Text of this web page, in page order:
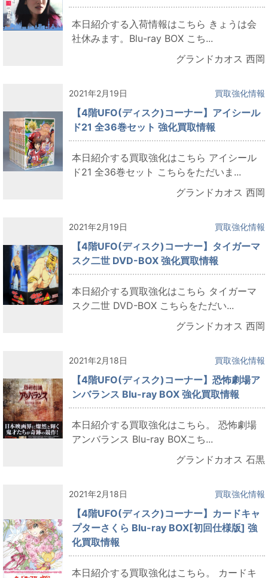
本日紹介する入荷情報はこちら きょうは会
社休みます。Blu-ray BOX こち...
グランドカオス 西岡
2021年2月19日 買取強化情報
【4階UFO(ディスク)コーナー】アイシール
ド21 全36巻セット 強化買取情報
本日紹介する買取強化はこちら アイシール
ド21 全36巻セット こちらをただいま...
グランドカオス 西岡
2021年2月19日 買取強化情報
【4階UFO(ディスク)コーナー】タイガーマ
スク二世 DVD-BOX 強化買取情報
本日紹介する買取強化はこちら タイガーマ
スク二世 DVD-BOX こちらをただい...
グランドカオス 西岡
2021年2月18日 買取強化情報
【4階UFO(ディスク)コーナー】恐怖劇場ア
ンバランス Blu-ray BOX 強化買取情報
本日紹介する買取強化はこちら。 恐怖劇場
アンバランス Blu-ray BOXこち...
グランドカオス 石黒
2021年2月18日 買取強化情報
【4階UFO(ディスク)コーナー】カードキャ
プターさくら Blu-ray BOX[初回仕様版] 強
化買取情報
本日紹介する買取強化はこちら。 カードキ